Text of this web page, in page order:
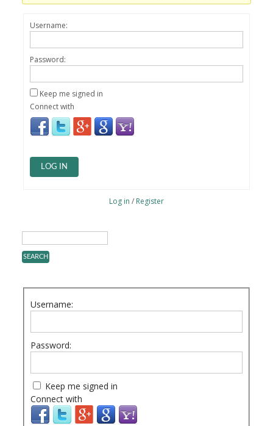
Username:
Password:
Keep me signed in
Connect with
LOG IN
Log in / Register
Username:
Password:
Keep me signed in
Connect with